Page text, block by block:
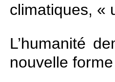
climatiques, «
L’humanité
nouvelle